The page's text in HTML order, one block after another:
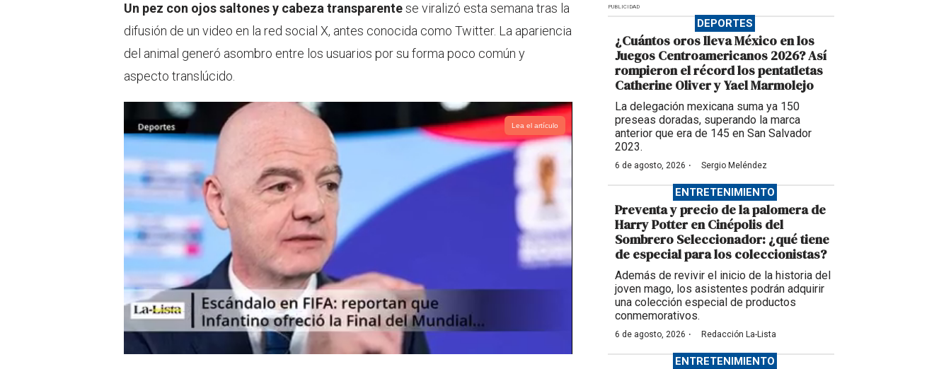
s
p
p
Un pez con ojos saltones y cabeza transparentese viralizó esta semana tras la
difusión de un video en la red social X, antes conocida como Twitter. La apariencia
del animal generó asombro entre los usuarios por su forma poco común y
aspecto translúcido.
Lea el artículo
PUBLICIDAD
DEPORTES
¿Cuántos oros lleva México en los
Juegos Centroamericanos 2026? Así
rompieron el récord los pentatletas
Catherine Oliver y Yael Marmolejo
La delegación mexicana suma ya 150
preseas doradas, superando la marca
anterior que era de 145 en San Salvador
2023.
6 de agosto, 2026 · Sergio Meléndez
ENTRETENIMIENTO
Preventa y precio de la palomera de
Harry Potter en Cinépolis del
Sombrero Seleccionador: ¿qué tiene
de especial para los coleccionistas?
Además de revivir el inicio de la historia del
joven mago, los asistentes podrán adquirir
una colección especial de productos
conmemorativos.
6 de agosto, 2026 · Redacción La-Lista
ENTRETENIMIENTO